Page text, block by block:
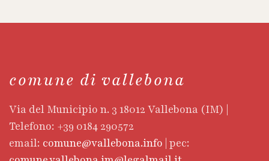
comune di vallebona
Via del Municipio n. 3 18012 Vallebona (IM) |
Telefono: +39 0184 290572
email: comune@vallebona.info | pec: